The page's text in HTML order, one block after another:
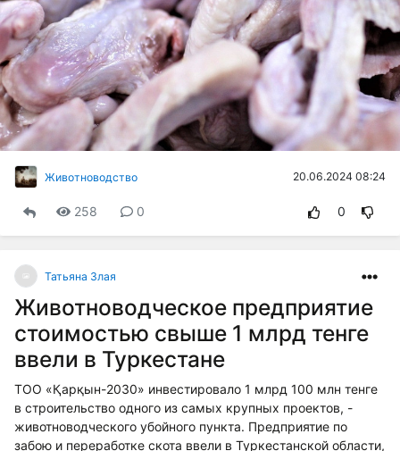
Животноводство 20.06.2024 08:24
258 0 0
Татьяна Злая
Животноводческое предприятие
стоимостью свыше 1 млрд тенге
ввели в Туркестане
ТОО «Қарқын-2030» инвестировало 1 млрд 100 млн тенге
в строительство одного из самых крупных проектов, -
животноводческого убойного пункта. Предприятие по
забою и переработке скота ввели в Туркестанской области,